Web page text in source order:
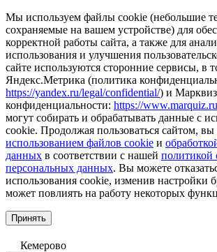
Мы используем файлы cookie (небольшие
сохраняемые на вашем устройстве) для
корректной работы сайта, а также для
использования и улучшения
сайте используются сторонние сервисы, в
Яндекс.Метрика (политика
https://yandex.ru/legal/confidential/) и
конфиденциальности: https://
могут собирать и обрабатывать данные с
cookie. Продолжая пользоваться сайтом, вы
использованием файлов cookie и
данных в соответствии с нашей политикой
персональных данных. Вы можете
использования cookie, изменив настройки
может повлиять на работу некоторых
Принять
Кемерово